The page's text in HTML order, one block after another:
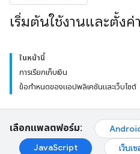
เริ่มต้นใช้งานและตั้งค่า
ในหน้านี้
การเรียกเก็บเงิน
ข้อกำหนดของแอปพลิเคชันและเว็บไซต์
เลือกแพลตฟอร์ม:
JavaScript
เว็บเ